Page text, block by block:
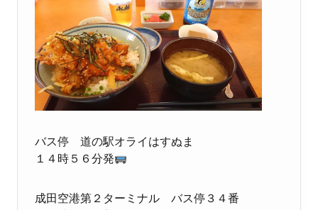
バス停 道の駅オライはすぬま
１４時５６分発
成田空港第２ターミナル バス停３４番